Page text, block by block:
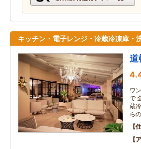
キッチン・電子レンジ・冷蔵冷凍庫・
道
ワ
で
蔵
ら